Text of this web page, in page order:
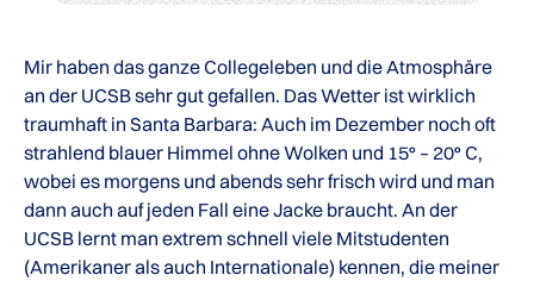
Mir haben das ganze Collegeleben und die Atmosphäre
an der UCSB sehr gut gefallen. Das Wetter ist wirklich
traumhaft in Santa Barbara: Auch im Dezember noch oft
strahlend blauer Himmel ohne Wolken und 15° – 20° C,
wobei es morgens und abends sehr frisch wird und man
dann auch auf jeden Fall eine Jacke braucht. An der
UCSB lernt man extrem schnell viele Mitstudenten
(Amerikaner als auch Internationale) kennen, die meiner